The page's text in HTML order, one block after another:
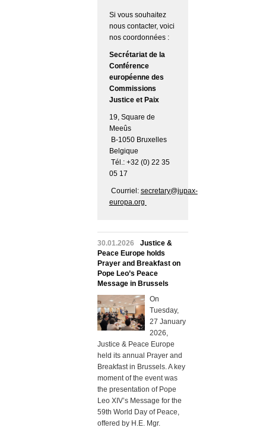
Si vous souhaitez
nous contacter, voici
nos coordonnées :
Secrétariat de la
Conférence
européenne des
Commissions
Justice et Paix
19, Square de
Meeûs
B-1050 Bruxelles
Belgique
Tél.: +32 (0) 22 35
05 17
Courriel: secretary@jupax-
europa.org
30.01.2026
Justice &
Peace Europe holds
Prayer and Breakfast on
Pope Leo’s Peace
Message in Brussels
On
Tuesday,
27 January
2026,
Justice & Peace Europe
held its annual Prayer and
Breakfast in Brussels. A key
moment of the event was
the presentation of Pope
Leo XIV’s Message for the
59th World Day of Peace,
offered by H.E. Mgr.